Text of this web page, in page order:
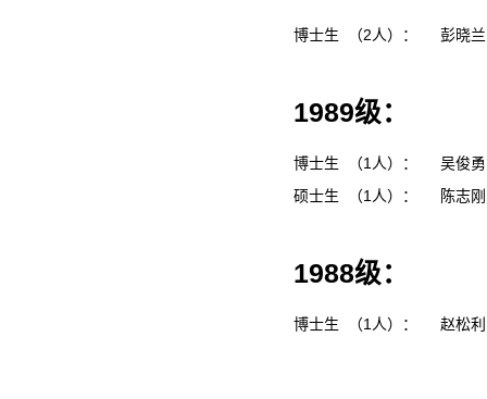
博士生 （2人）： 彭晓
1989级：
博士生 （1人）：
吴俊
硕士生 （1人）：
陈志
1988级：
博士生 （1人）： 赵松